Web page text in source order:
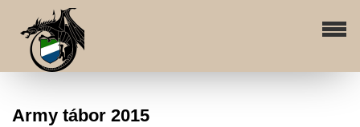
Army tábor 2015